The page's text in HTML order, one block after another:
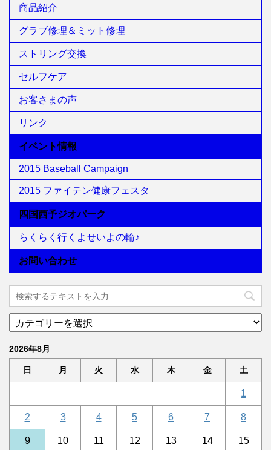
商品紹介
グラブ修理＆ミット修理
ストリング交換
セルフケア
お客さまの声
リンク
イベント情報
2015 Baseball Campaign
2015 ファイテン健康フェスタ
四国西予ジオパーク
らくらく行くよせいよの輪♪
お問い合わせ
2026年8月
日 月 火 水 木 金 土
1
2 3 4 5 6 7 8
9 10 11 12 13 14 15